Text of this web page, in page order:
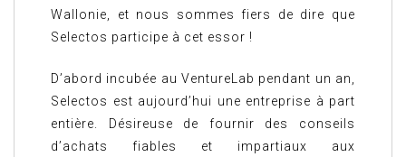
Wallonie, et nous sommes fiers de dire que
Selectos participe à cet essor !
D’abord incubée au VentureLab pendant un an,
Selectos est aujourd’hui une entreprise à part
entière. Désireuse de fournir des conseils
d’achats fiables et impartiaux aux